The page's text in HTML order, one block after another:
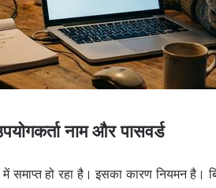
नाम और पासवर्ड
हो रहा है। इसका कारण नियमन है।